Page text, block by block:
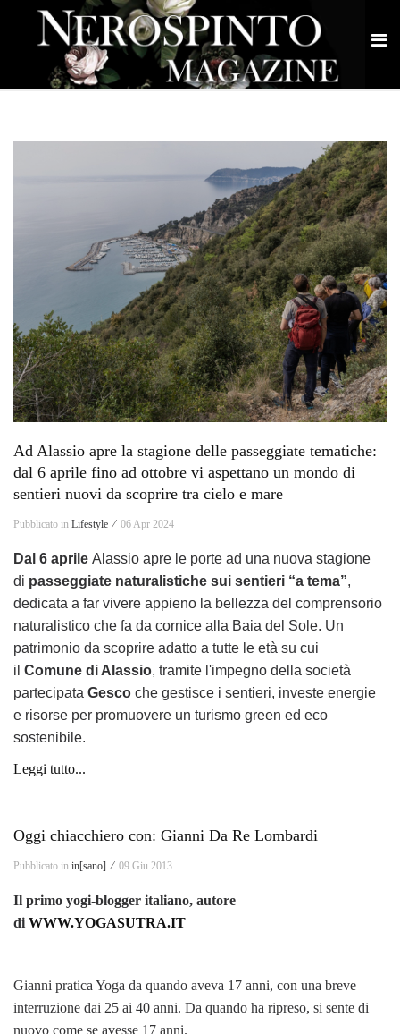
Ad Alassio apre la stagione delle passeggiate tematiche:
dal 6 aprile fino ad ottobre vi aspettano un mondo di
sentieri nuovi da scoprire tra cielo e mare
Pubblicato in Lifestyle ⁄ 06 Apr 2024
Dal 6 aprile Alassio apre le porte ad una nuova stagione
di passeggiate naturalistiche sui sentieri “a tema”,
dedicata a far vivere appieno la bellezza del comprensorio
naturalistico che fa da cornice alla Baia del Sole. Un
patrimonio da scoprire adatto a tutte le età su cui
il Comune di Alassio, tramite l'impegno della società
partecipata Gesco che gestisce i sentieri, investe energie
e risorse per promuovere un turismo green ed eco
sostenibile.
Leggi tutto...
Oggi chiacchiero con: Gianni Da Re Lombardi
Pubblicato in in[sano] ⁄ 09 Giu 2013
Il primo yogi-blogger italiano, autore
di WWW.YOGASUTRA.IT
Gianni pratica Yoga da quando aveva 17 anni, con una breve
interruzione dai 25 ai 40 anni. Da quando ha ripreso, si sente di
nuovo come se avesse 17 anni.